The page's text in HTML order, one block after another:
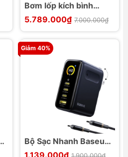
Bơm lốp kích bình
Baseus PrimeTrip VJ1
4 in 1 3000A
21600mAh
5.789.000₫ 7.000.000₫
Giảm 40%
Bộ Sạc Nhanh Baseus
PicoGo AH11 140W
1.139.000₫